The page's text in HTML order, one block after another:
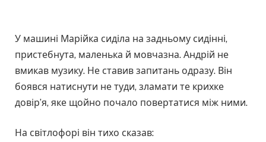
У машині Марійка сиділа на задньому сидінні,
пристебнута, маленька й мовчазна. Андрій не
вмикав музику. Не ставив запитань одразу. Він
боявся натиснути не туди, зламати те крихке
довір’я, яке щойно почало повертатися між ними.
На світлофорі він тихо сказав: